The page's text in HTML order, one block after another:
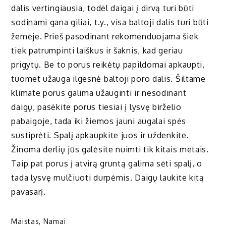
dalis vertingiausia, todėl daigai į dirvą turi būti
sodinami gana giliai, t.y., visa baltoji dalis turi būti
žemėje. Prieš pasodinant rekomenduojama šiek
tiek patrumpinti laiškus ir šaknis, kad geriau
prigytų. Be to porus reikėtų papildomai apkaupti,
tuomet užauga ilgesnė baltoji poro dalis. Šiltame
klimate porus galima užauginti ir nesodinant
daigų, pasėkite porus tiesiai į lysvę birželio
pabaigoje, tada iki žiemos jauni augalai spės
sustiprėti. Spalį apkaupkite juos ir uždenkite.
Žinoma derlių jūs galėsite nuimti tik kitais metais.
Taip pat porus į atvirą gruntą galima sėti spalį, o
tada lysvę mulčiuoti durpėmis. Daigų laukite kitą
pavasarį.
Maistas, Namai